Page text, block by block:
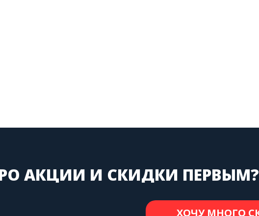
АКЦИИ И СКИДКИ ПЕРВЫМ?